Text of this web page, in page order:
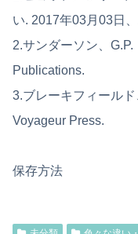
い. 2017年03月03日
2.サンダーソン、
Publications.
3.ブレーキフィール
Voyageur Press.
保存方法